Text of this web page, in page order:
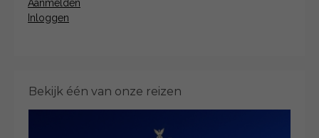
Aanmelden
Inloggen
Bekijk één van onze reizen